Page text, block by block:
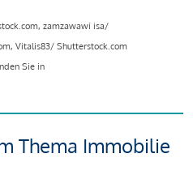
zamzawawi isa/
Vitalis83/ Shutterstock.com
Sie in
Thema Immobilie